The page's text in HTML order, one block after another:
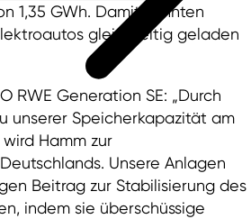
1,35 GWh. Damit könnten
gleichzeitig geladen
RWE Generation SE: „Durch
unserer Speicherkapazität am
Hamm zur
Unsere Anlagen
Beitrag zur Stabilisierung des
indem sie überschüssige